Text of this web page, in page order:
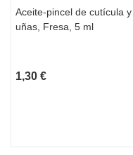
Aceite-pincel de cutícula y
uñas, Fresa, 5 ml
1,30 €